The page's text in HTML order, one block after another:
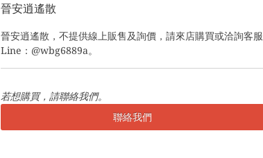
晉安逍遙散
晉安逍遙散，不提供線上販售及詢價，請來店購買或洽詢客服
Line：@wbg6889a。
若想購買，請聯絡我們。
聯絡我們